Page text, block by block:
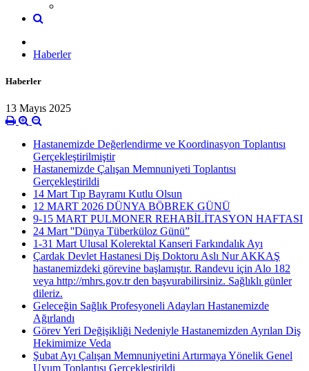
Haberler
Haberler
13 Mayıs 2025
Hastanemizde Değerlendirme ve Koordinasyon Toplantısı
Gerçekleştirilmiştir
Hastanemizde Çalışan Memnuniyeti Toplantısı
Gerçekleştirildi
14 Mart Tıp Bayramı Kutlu Olsun
12 MART 2026 DÜNYA BÖBREK GÜNÜ
9-15 MART PULMONER REHABİLİTASYON HAFTASI
24 Mart ''Dünya Tüberküloz Günü”
1-31 Mart Ulusal Kolerektal Kanseri Farkındalık Ayı
Çardak Devlet Hastanesi Diş Doktoru Aslı Nur AKKAŞ
hastanemizdeki görevine başlamıştır. Randevu için Alo 182
veya http://mhrs.gov.tr den başvurabilirsiniz. Sağlıklı günler
dileriz.
Geleceğin Sağlık Profesyoneli Adayları Hastanemizde
Ağırlandı
Görev Yeri Değişikliği Nedeniyle Hastanemizden Ayrılan Diş
Hekimimize Veda
Şubat Ayı Çalışan Memnuniyetini Artırmaya Yönelik Genel
Uyum Toplantısı Gerçekleştirildi